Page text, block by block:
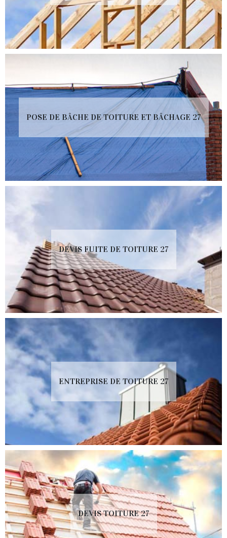
POSE DE BÂCHE DE TOITURE ET BÂCHAGE 27
DEVIS FUITE DE TOITURE 27
ENTREPRISE DE TOITURE 27
DEVIS TOITURE 27